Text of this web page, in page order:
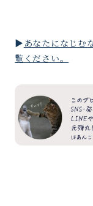
▶︎ あなたになじむ
覧ください。